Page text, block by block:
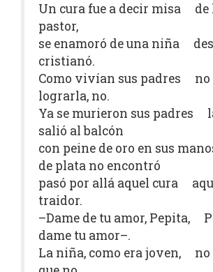
Un cura fue a decir misa de
pastor,
se enamoró de una niña
cristianó.
Como vivían sus padres no
lograrla, no.
Ya se murieron sus padres
salió al balcón
con peine de oro en sus
de plata no encontró
pasó por allá aquel cura
traidor.
–Dame de tu amor, Pepita,
dame tu amor–.
La niña, como era joven, no